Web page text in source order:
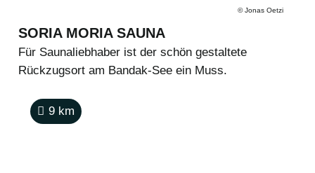
©Jonas Oetzi
SORIA MORIA SAUNA
Für Saunaliebhaber ist der schön gestaltete
Rückzugsort am Bandak-See ein Muss.
9 km